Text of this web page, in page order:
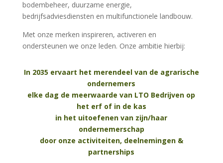
bodembeheer, duurzame energie,
bedrijfsadviesdiensten en multifunctionele landbouw.
Met onze merken inspireren, activeren en
ondersteunen we onze leden. Onze ambitie hierbij:
In 2035 ervaart het merendeel van de agrarische
ondernemers
elke dag de meerwaarde van LTO Bedrijven op
het erf of in de kas
in het uitoefenen van zijn/haar
ondernemerschap
door onze activiteiten, deelnemingen &
partnerships